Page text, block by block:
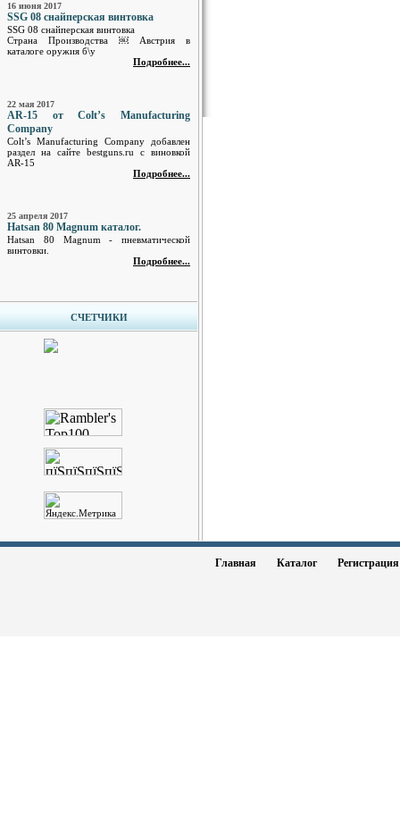
16 июня 2017
SSG 08 снайперская винтовка
SSG 08 снайперская винтовка
Страна Производства ￼ Австрия в
каталоге оружия б\у
Подробнее...
22 мая 2017
AR-15 от Colt’s Manufacturing
Company
Colt’s Manufacturing Company добавлен
раздел на сайте bestguns.ru с виновкой
AR-15
Подробнее...
25 апреля 2017
Hatsan 80 Magnum каталог.
Hatsan 80 Magnum - пневматической
винтовки.
Подробнее...
СЧЕТЧИКИ
Главная Каталог